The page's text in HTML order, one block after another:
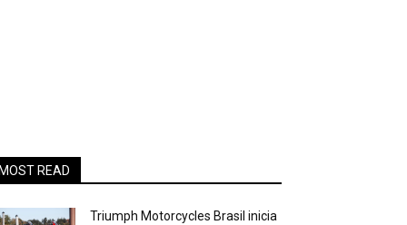
MOST READ
Triumph Motorcycles Brasil inicia